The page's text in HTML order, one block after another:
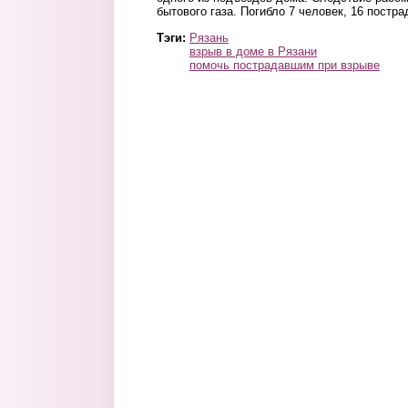
бытового газа. Погибло 7 человек, 16
Тэги: Рязань
взрыв в доме в Рязани
помочь пострадавшим при взрыве